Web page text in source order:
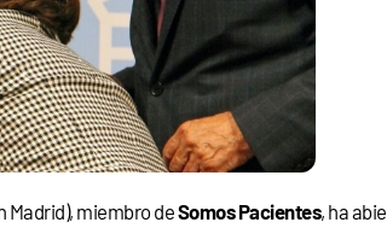
Madrid), miembro deSomos Pacientes, ha